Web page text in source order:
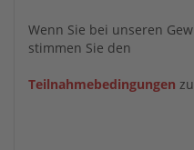
Wenn Sie bei unseren
stimmen Sie den
Teilnahmebedingungen